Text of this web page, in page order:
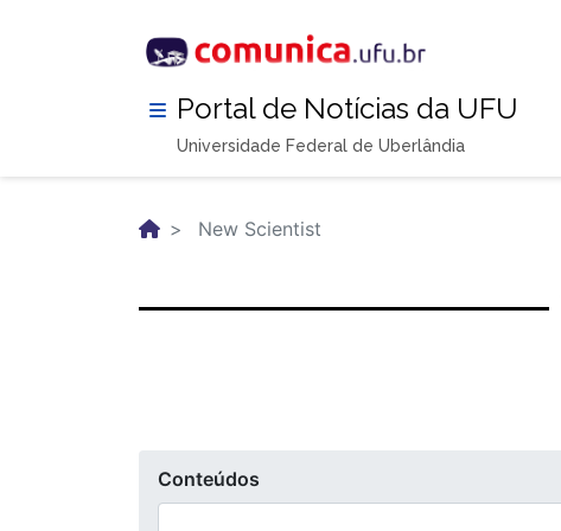
Portal de Notícias da UFU
Universidade Federal de Uberlândia
New Scientist
Conteúdos